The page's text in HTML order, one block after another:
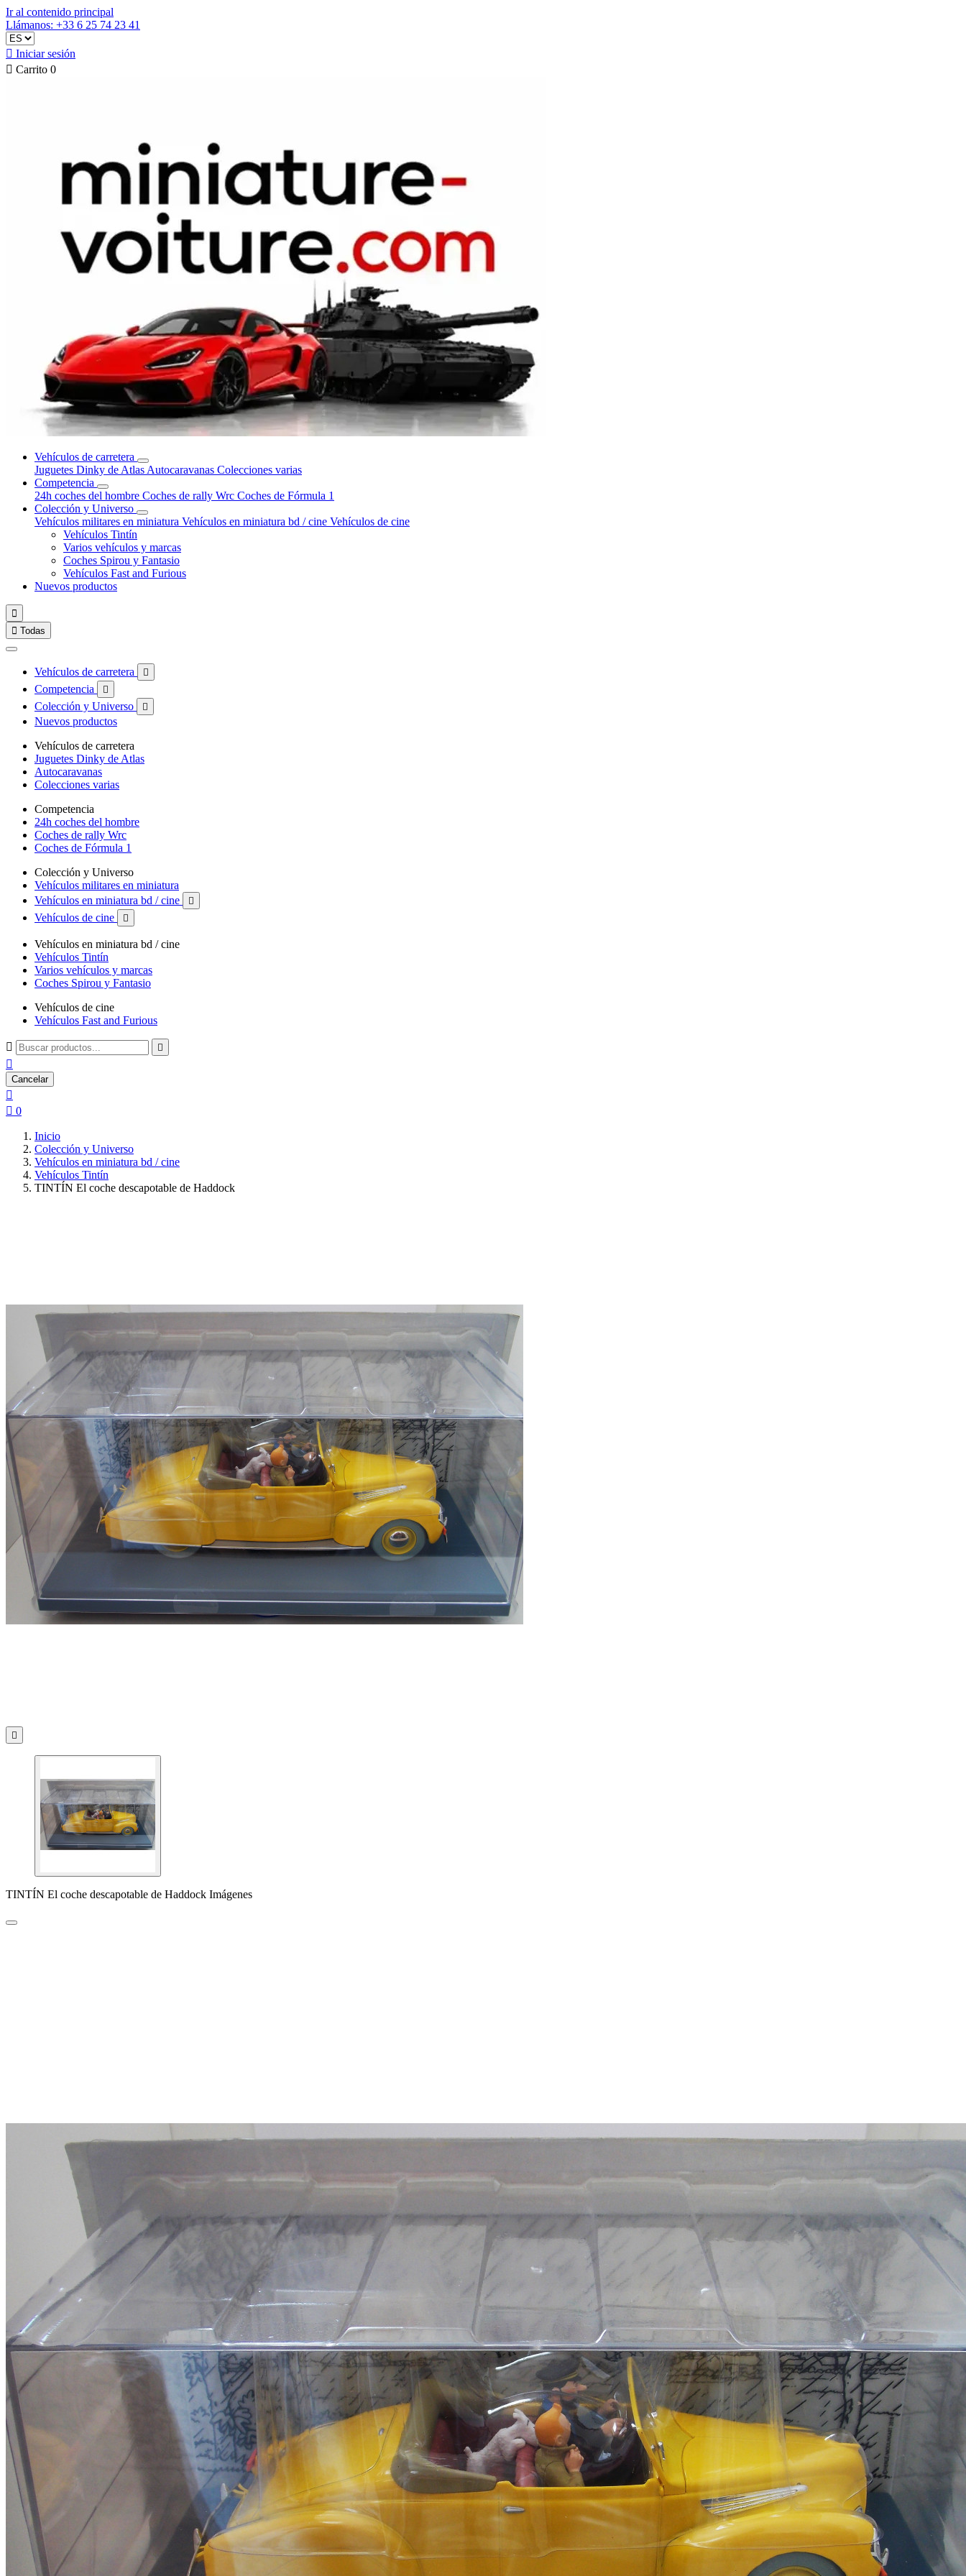
Ir al contenido principal
Llámanos: +33 6 25 74 23 41
 Iniciar sesión
 Carrito 0
Vehículos de carretera
Juguetes Dinky de Atlas Autocaravanas Colecciones varias
Competencia
24h coches del hombre Coches de rally Wrc Coches de Fórmula 1
Colección y Universo
Vehículos militares en miniatura Vehículos en miniatura bd / cine Vehículos de cine
Vehículos Tintín
Varios vehículos y marcas
Coches Spirou y Fantasio
Vehículos Fast and Furious
Nuevos productos

 Todas
Vehículos de carretera 
Competencia 
Colección y Universo 
Nuevos productos
Vehículos de carretera
Juguetes Dinky de Atlas
Autocaravanas
Colecciones varias
Competencia
24h coches del hombre
Coches de rally Wrc
Coches de Fórmula 1
Colección y Universo
Vehículos militares en miniatura
Vehículos en miniatura bd / cine

Vehículos de cine 
Vehículos en miniatura bd / cine
Vehículos Tintín
Varios vehículos y marcas
Coches Spirou y Fantasio
Vehículos de cine
Vehículos Fast and Furious
 

Cancelar

 0
Inicio
Colección y Universo
Vehículos en miniatura bd / cine
Vehículos Tintín
TINTÍN El coche descapotable de Haddock

TINTÍN El coche descapotable de Haddock Imágenes